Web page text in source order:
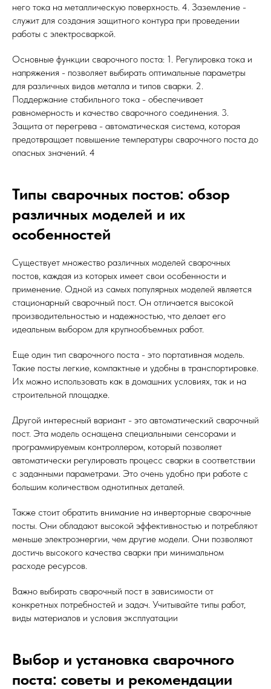
него тока на металлическую поверхность. 4. Заземление -
служит для создания защитного контура при проведении
работы с электросваркой.
Основные функции сварочного поста: 1. Регулировка тока и
напряжения - позволяет выбирать оптимальные параметры
для различных видов металла и типов сварки. 2.
Поддержание стабильного тока - обеспечивает
равномерность и качество сварочного соединения. 3.
Защита от перегрева - автоматическая система, которая
предотвращает повышение температуры сварочного поста до
опасных значений. 4
Типы сварочных постов: обзор
различных моделей и их
особенностей
Существует множество различных моделей сварочных
постов, каждая из которых имеет свои особенности и
применение. Одной из самых популярных моделей является
стационарный сварочный пост. Он отличается высокой
производительностью и надежностью, что делает его
идеальным выбором для крупнообъемных работ.
Еще один тип сварочного поста - это портативная модель.
Такие посты легкие, компактные и удобны в транспортировке.
Их можно использовать как в домашних условиях, так и на
строительной площадке.
Другой интересный вариант - это автоматический сварочный
пост. Эта модель оснащена специальными сенсорами и
программируемым контроллером, который позволяет
автоматически регулировать процесс сварки в соответствии
с заданными параметрами. Это очень удобно при работе с
большим количеством однотипных деталей.
Также стоит обратить внимание на инверторные сварочные
посты. Они обладают высокой эффективностью и потребляют
меньше электроэнергии, чем другие модели. Они позволяют
достичь высокого качества сварки при минимальном
расходе ресурсов.
Важно выбирать сварочный пост в зависимости от
конкретных потребностей и задач. Учитывайте типы работ,
виды материалов и условия эксплуатации
Выбор и установка сварочного
поста: советы и рекомендации